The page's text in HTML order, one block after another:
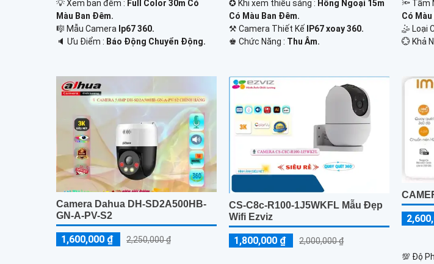
💡 Xem ban đêm : Full Color 30m Có
Màu Ban Ðêm.
🎼️ Mẫu Camera Ip67 360.
️🔈 Ưu Điểm : Báo Động Chuyển Động.
✪ Khi xem thiếu sáng : Hồng Ngoại 15m
Có Màu Ban Ðêm.
⚒ Camera Thiết Kế
IP67 xoay 360.
️♚ Chức Năng : Thu Âm.
🔦 Tầm
Có
🤹 Loại
️💮 Khả
Camera Dahua DH-SD2A500HB-
GN-A-PV-S2
1,600,000 ₫ 2,250,000 ₫
CS-C8c-R100-1J5WKFL Mẫu Đẹp
Wifi Ezviz
1,800,000 ₫ 2,000,000 ₫
💯 Độ